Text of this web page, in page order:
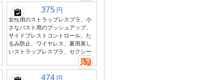
375 円
女性用のストラップレスブラ、小
さなバスト用のプッシュアップ、
サイドブレストコントロール、た
るみ防止、ワイヤレス、夏用美し
いストラップレスブラ、セクシー
474 円